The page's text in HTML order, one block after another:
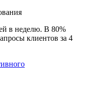
в неделю. В 80%
клиентов за 4